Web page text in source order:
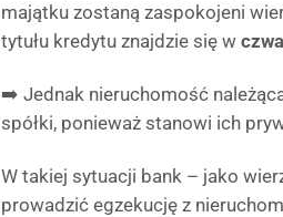
majątku zostaną zaspokojeni
tytułu kredytu znajdzie się w
➡️ Jednak nieruchomość
spółki, ponieważ stanowi ich
W takiej sytuacji bank – jako
prowadzić egzekucję z